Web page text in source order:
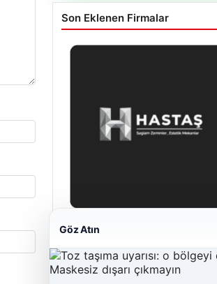
Son Eklenen Firmalar
Enes Kaplan Avukatlık Bürosu
28/04/2026
Göz Atın